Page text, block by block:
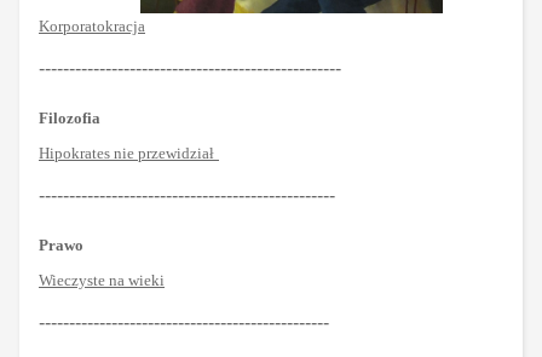
Korporatokracja
--------------------------------------------------
Filozofia
Hipokrates nie przewidział
-------------------------------------------------
Prawo
Wieczyste na wieki
------------------------------------------------